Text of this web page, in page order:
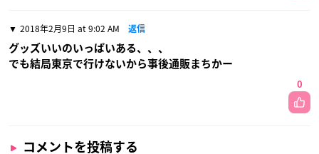
2018年2月9日 at 9:02 AM 返信
グッズいいのいっぱいある、、、
でも結局東京で行けないから事後通販まちかー
0
コメントを投稿する